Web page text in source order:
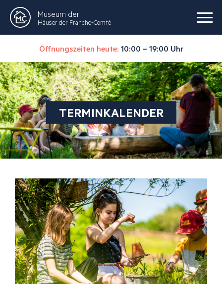
Museum der
Häuser der Franche-Comté
Öffnungszeiten heute: 10:00 – 19:00 Uhr
TERMINKALENDER